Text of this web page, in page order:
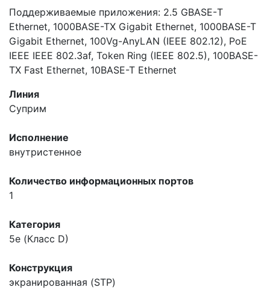
Поддерживаемые приложения: 2.5 GBASE-Т
Ethernet, 1000BASE-TX Gigabit Ethernet, 1000BASE-T
Gigabit Ethernet, 100Vg-AnyLAN (IEEE 802.12), PoE
IEEE IEEE 802.3af, Token Ring (IEEE 802.5), 100BASE-
TX Fast Ethernet, 10BASE-T Ethernet
Линия
Суприм
Исполнение
внутристенное
Количество информационных портов
1
Категория
5e (Класс D)
Конструкция
экранированная (STP)